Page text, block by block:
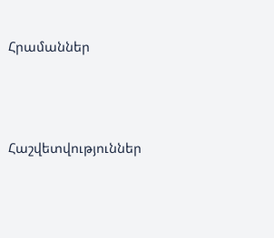
Հրամաններ
Հաշվետվություններ